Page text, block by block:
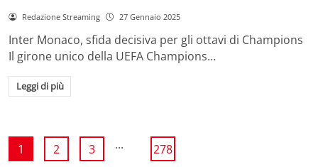
Redazione Streaming 27 Gennaio 2025
Inter Monaco, sfida decisiva per gli ottavi di Champions
Il girone unico della UEFA Champions…
Leggi di più
1 2 3 ... 278